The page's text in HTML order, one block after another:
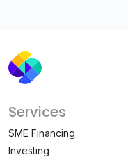
Services
SME Financing
Investing